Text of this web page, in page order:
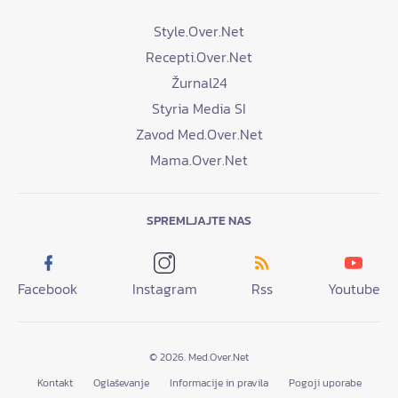
Style.Over.Net
Recepti.Over.Net
Žurnal24
Styria Media SI
Zavod Med.Over.Net
Mama.Over.Net
SPREMLJAJTE NAS
Facebook Instagram Rss Youtube
© 2026. Med.Over.Net
Kontakt
Oglaševanje Informacije in pravila Pogoji uporabe